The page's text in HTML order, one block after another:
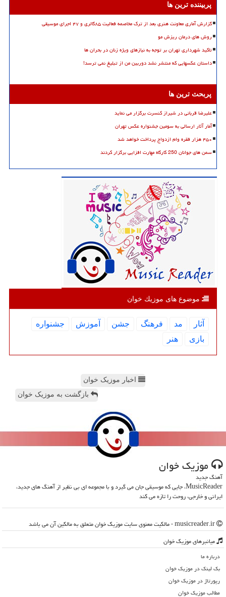
پربیننده ترین ها
گزارش آماری معاونت هنری بعد از ترک مخاصمه فعالیت ۸۵گالری و ۴۷ اجرای موسیقی
روش های درمان ریزش مو
تاکید شهرداری تهران بر توجه به نیازهای ویژه زنان در بحران ها
داستان عکسهایی که منتشر نشد دوربین من از تبلیغ نمی ترسد!
پربحث ترین ها
علیرضا قربانی در شیراز کنسرت برگزار می نماید
آمار آثار ارسالی به سومین جشنواره عکس تهران
۴۵۰ هزار فقره وام ازدواج پرداخت خواهد شد
سمن های جوانان 250 کارگاه مهارت افزایی برگزار کردند
موضوع های موزیك خوان
آثار مد فرهنگ جشن آموزش
جشنواره
بازی
هنر
اخبار موزیک خوان
بازگشت به موزیک خوان
موزیك خوان
آهنگ جدید
MusicReader، جایی که موسیقی جان می گیرد و با مجموعه ای بی نظیر از آهنگ های جدید،
ایرانی و خارجی، روحت را تازه می کند
میانبرهای موزیك خوان
درباره ما
بک لینک در موزیك خوان
رپورتاژ در موزیك خوان
مطالب موزیك خوان